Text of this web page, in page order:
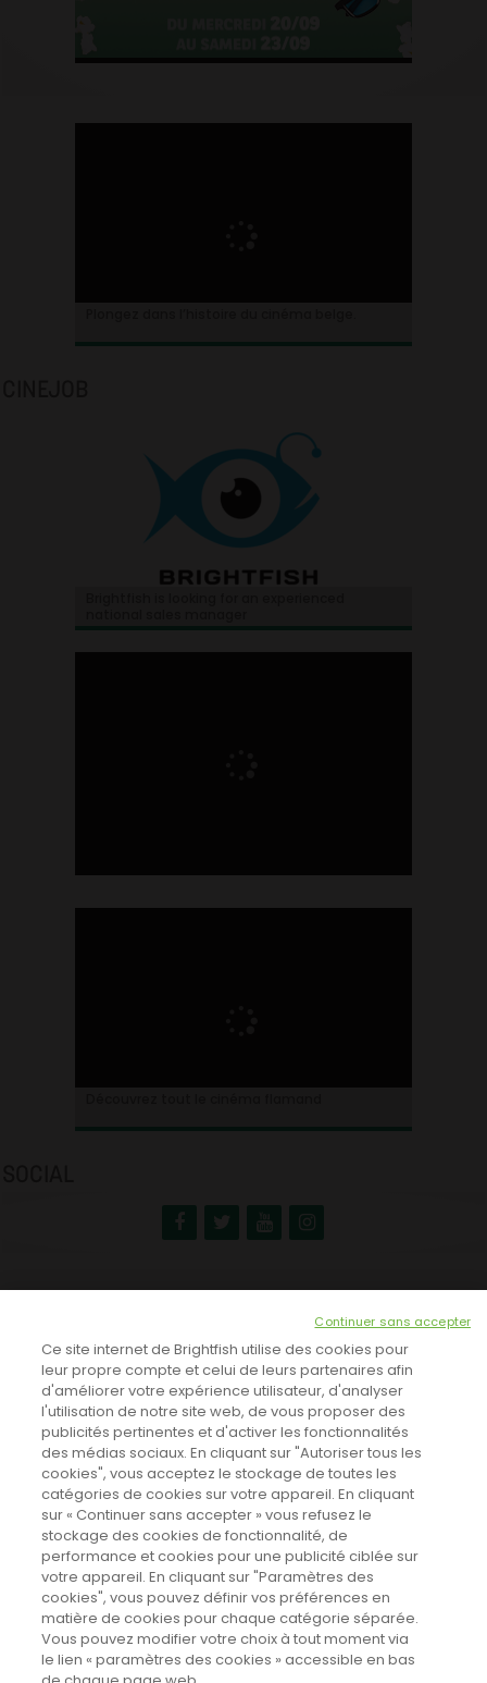
TOUTES LES NEWS
CINEVOX SUR FACEBOOK
Ce site internet de Brightfish utilise des cookies pour
leur propre compte et celui de leurs partenaires afin
d'améliorer votre expérience utilisateur, d'analyser
l'utilisation de notre site web, de vous proposer des
publicités pertinentes et d'activer les fonctionnalités
des médias sociaux. En cliquant sur "Autoriser tous les
cookies", vous acceptez le stockage de toutes les
catégories de cookies sur votre appareil. En cliquant
sur « Continuer sans accepter » vous refusez le
stockage des cookies de fonctionnalité, de
performance et cookies pour une publicité ciblée sur
votre appareil. En cliquant sur "Paramètres des
cookies", vous pouvez définir vos préférences en
matière de cookies pour chaque catégorie séparée.
Vous pouvez modifier votre choix à tout moment via
le lien « paramètres des cookies » accessible en bas
Continuer sans accepter